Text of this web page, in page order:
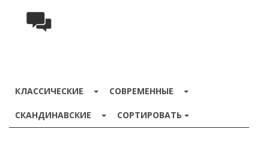
КЛАССИЧЕСКИЕ TOGGLE DROPDOWN
СОВРЕМЕННЫЕ TOGGLE
СКАНДИНАВСКИЕ TOGGLE DROPDOWN
СОРТИРОВАТЬ